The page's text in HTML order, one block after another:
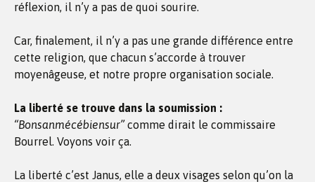
réflexion, il n’y a pas de quoi sourire.
Car, finalement, il n’y a pas une grande différence entre
cette religion, que chacun s’accorde à trouver
moyenâgeuse, et notre propre organisation sociale.
La liberté se trouve dans la soumission :
“Bonsanmécébiensur”comme dirait le commissaire
Bourrel. Voyons voir ça.
La liberté c’est Janus, elle a deux visages selon qu’on la